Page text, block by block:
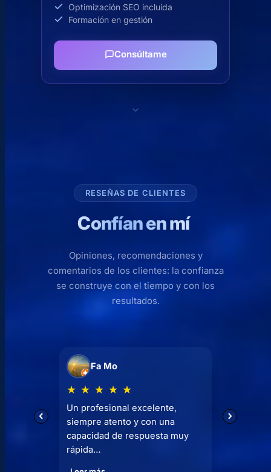
Optimización SEO incluida
Formación en gestión
Consúltame
RESEÑAS DE CLIENTES
Confían en mí
Opiniones, recomendaciones y
comentarios de los clientes: la confianza
se construye con el tiempo y con los
resultados.
Fa Mo
★ ★ ★ ★ ★
Un profesional excelente,
siempre atento y con una
capacidad de respuesta muy
rápida…